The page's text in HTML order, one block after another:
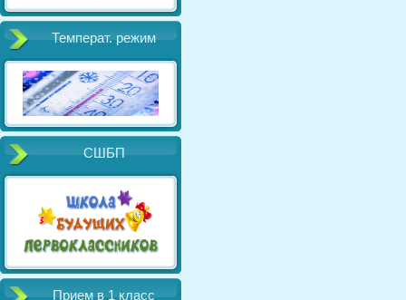
Температ. режим
СШБП
Прием в 1 класс